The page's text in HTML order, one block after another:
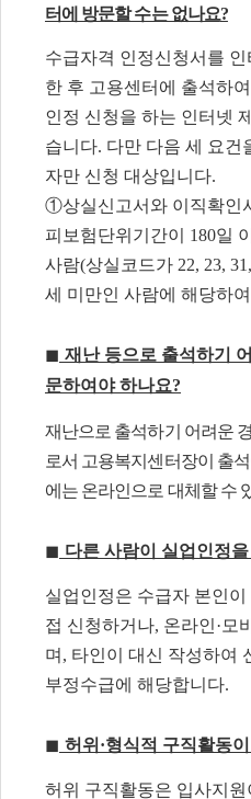
터에 방문할 수는 없나요?
수급자격 인정신청서를
한 후 고용센터에 출석하
인정 신청을 하는 인터넷
습니다. 다만 다음 세 요건
자만 신청 대상입니다.
①상실신고서와 이직확인
피보험단위기간이 180일
사람(상실코드가 22, 23,
세 미만인 사람에 해당하
◼ 재난 등으로 출석하기
문하여야 하나요?
재난으로 출석하기 어려운
로서 고용복지센터장이 출
에는 온라인으로 대체할 수
◼ 다른 사람이 실업인정
실업인정은 수급자 본인
접 신청하거나, 온라인· 모
며 , 타인이 대신 작성하여
부정수급에 해당합니다.
◼ 허위 ·형식적 구직활동
허위 구직활동은 입사지